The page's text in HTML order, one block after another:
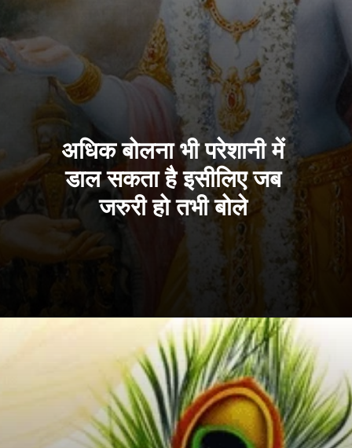
अधिक बोलना भी परेशानी में
डाल सकता है इसीलिए जब
जरुरी हो तभी बोले